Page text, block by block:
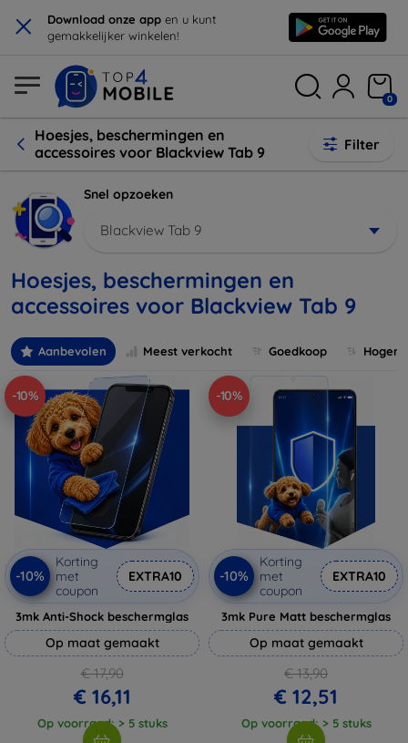
× Download onze app en u kunt
gemakkelijker winkelen!
0
Hoesjes, beschermingen en
accessoires voor Blackview Tab 9
Filter
Snel opzoeken
Blackview Tab 9
Hoesjes, beschermingen en
accessoires voor Blackview Tab 9
Aanbevolen Meest verkocht Goedkoop
-10%
-10%
Korting
met
coupon
EXTRA10
3mk Anti-Shock beschermglas
Op maat gemaakt
€ 17,90
€ 16,11
Op voorraad: > 5 stuks
-10%
-10%
Korting
met
coupon
EXTRA10
3mk Pure Matt beschermglas
Op maat gemaakt
€ 13,90
€ 12,51
Op voorraad: > 5 stuks